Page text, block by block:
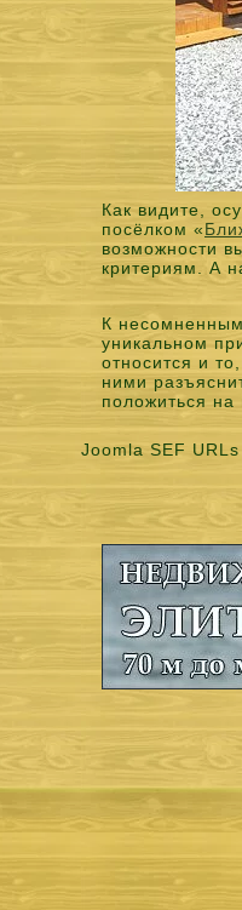
Как видите,
посёлком «
возможности
критериям. А
К
уникальном
относится и
ними
положиться на
Joomla SEF